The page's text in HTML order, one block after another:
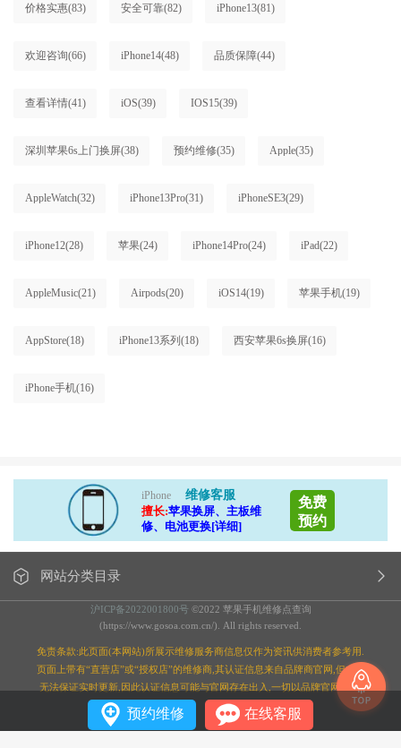
价格实惠(83) 安全可靠(82) iPhone13(81)
欢迎咨询(66) iPhone14(48) 品质保障(44)
查看详情(41) iOS(39) IOS15(39)
深圳苹果6s上门换屏(38) 预约维修(35) Apple(35)
AppleWatch(32) iPhone13Pro(31) iPhoneSE3(29)
iPhone12(28) 苹果(24) iPhone14Pro(24) iPad(22)
AppleMusic(21) Airpods(20) iOS14(19) 苹果手机(19)
AppStore(18) iPhone13系列 (18) 西安苹果6s换屏(16)
iPhone手机(16)
iPhone
维修客服
擅长:苹果换屏、主板维
修、电池更换[详细]
免费
预约
网站分类目录
沪ICP备2022001800号 ©2022 苹果手机维修点查询
(https://www.gosoa.com.cn/). All rights reserved.
免责条款:此页面(本网站)所展示维修服务商信息仅作为资讯供消费者参考用.
页面上带有“直营店”或“授权店”的维修商,其认证信息来自品牌商官网,但本站
无法保证实时更新,因此认证信息可能与官网存在出入,一切以品牌官网为准;
预约维修 在线客服